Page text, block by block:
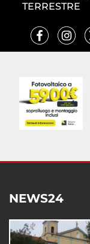
TERRESTRE
NEWS24